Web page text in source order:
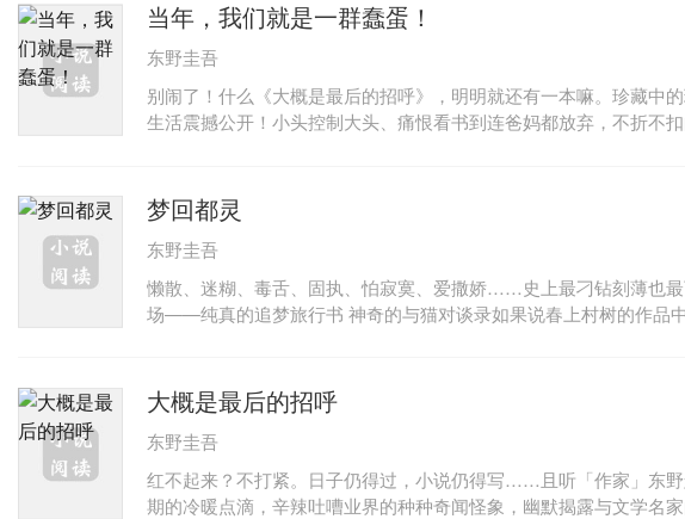
长班，没有请过补习老师。正是这段“晃荡”的青春岁月，让他在充分
成他笑对挫折的勇气与胸怀，保全了让他受用一生的所有天分。如今
本“年度最受欢迎作家”，被媒体誉为“百年一遇的推理大师”。他叫东
他从小学到大学这一人生关键时期的真实经历。
当年，我们就是一群蠢蛋！
东野圭吾
别闹了！什么《大概是最后的招呼》，明明就还有一本嘛。珍藏中
生活震撼公开！小头控制大头、痛恨看书到连爸妈都放弃，不折不
作家：品学兼优……？错！校园风云人物……？错！异性缘好……？
家的所有想象，荒唐有理、恶搞无罪！这才是东野圭吾的“少男时代”。
梦回都灵
东野圭吾
懒散、迷糊、毒舌、固执、怕寂寞、爱撒娇……史上最刁钻刻薄也
场——纯真的追梦旅行书 神奇的与猫对谈录如果说春上村树的作品中充满了爵士乐，那么
报恩。可是，这只擅长跳跃的猫小伙很不想去，于是“顶着乱蓬蓬的
各种诡计：以美女队员诱惑、以奥运金牌诱惑，还掏肺掏肺地倾诉身
屈……在这部充满了个人生活的小说风的自我记录中，东野圭吾以一
示了他所热爱或者厌恶的某些生活形态，他的爱憎分明、特立独行
的固执，都在幽默自嘲的文字中真率地表露出来。
大概是最后的招呼
东野圭吾
红不起来？不打紧。日子仍得过，小说仍得写……且听「作家」东
期的冷暖点滴，辛辣吐嘈业界的种种奇闻怪象，幽默揭露与文学名